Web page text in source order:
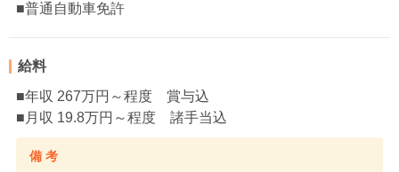
■普通自動車免許
給料
■年収 267万円～程度 賞与込
■月収 19.8万円～程度 諸手当込
備 考